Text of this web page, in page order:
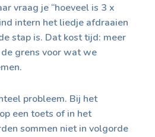
vraag je “hoeveel is 3 x
intern het liedje afdraaien
stap is. Dat kost tijd: meer
grens voor wat we
probleem. Bij het
een toets of in het
sommen niet in volgorde